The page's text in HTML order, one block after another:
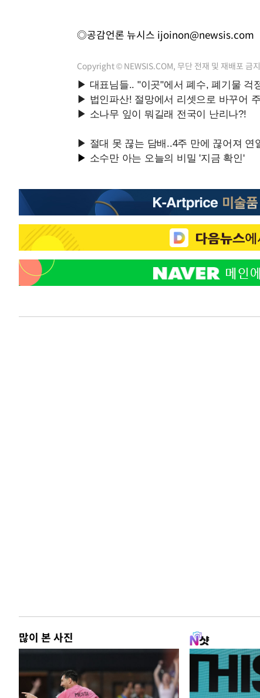
◎공감언론 뉴시스 ijoinon@newsis.com
Copyright © NEWSIS.COM, 무단 전재 및 재배포 금지
많이 본 사진